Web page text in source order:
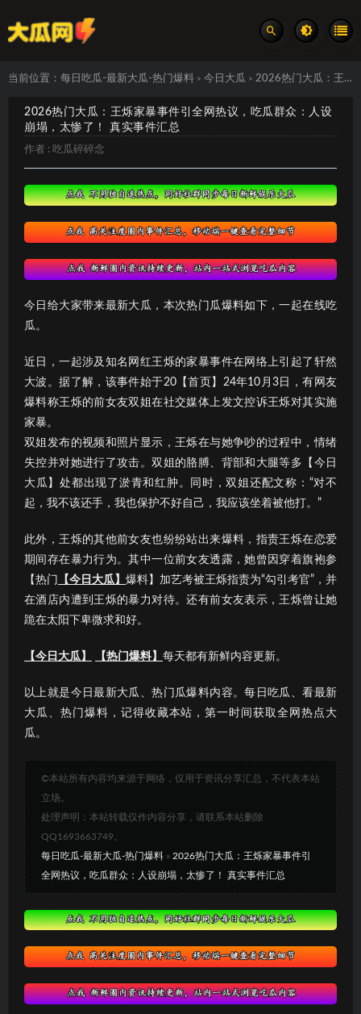
当前位置： 每日吃瓜-最新大瓜-热门爆料 > 今日大瓜 > 2026热门大瓜：王烁家暴事件引全网热议，吃瓜群众：人设崩塌，太惨了！ 真实事件汇总
2026热门大瓜：王烁家暴事件引全网热议，吃瓜群众：人设
崩塌，太惨了！ 真实事件汇总
作者 : 吃瓜碎碎念
今日给大家带来最新大瓜，本次热门瓜爆料如下，一起在线吃
瓜。
近日，一起涉及知名网红王烁的家暴事件在网络上引起了轩然
大波。据了解，该事件始于20【首页】24年10月3日，有网友
爆料称王烁的前女友双姐在社交媒体上发文控诉王烁对其实施
家暴。
双姐发布的视频和照片显示，王烁在与她争吵的过程中，情绪
失控并对她进行了攻击。双姐的胳膊、背部和大腿等多【今日
大瓜】处都出现了淤青和红肿。同时，双姐还配文称：“对不
起，我不该还手，我也保护不好自己，我应该坐着被他打。”
此外，王烁的其他前女友也纷纷站出来爆料，指责王烁在恋爱
期间存在暴力行为。其中一位前女友透露，她曾因穿着旗袍参
【热门
【今日大瓜】 爆料】加艺考被王烁指责为“勾引考官”，并
在酒店内遭到王烁的暴力对待。还有前女友表示，王烁曾让她
跪在太阳下卑微求和好。
【今日大瓜】 【热门爆料】 每天都有新鲜内容更新。
以上就是今日最新大瓜、热门瓜爆料内容。每日吃瓜、看最新
大瓜、热门爆料，记得收藏本站，第一时间获取全网热点大
瓜。
©本站所有内容均来源于网络，仅用于资讯分享汇总，不代表本站
立场。
处理声明：本站转载仅作内容分享，请联系本站删除
QQ1693663749。
每日吃瓜-最新大瓜-热门爆料 » 2026热门大瓜：王烁家暴事件引
全网热议，吃瓜群众：人设崩塌，太惨了！ 真实事件汇总